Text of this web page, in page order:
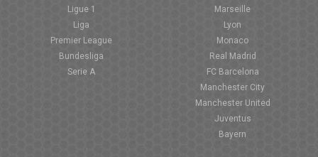
COUPE DE FRANCE
COUPE DE LA LIGUE
Ligue 1
Liga
Premier League
Bundesliga
Serie A
Marseille
Lyon
Monaco
Real Madrid
FC Barcelona
Manchester City
Manchester United
Juventus
Bayern